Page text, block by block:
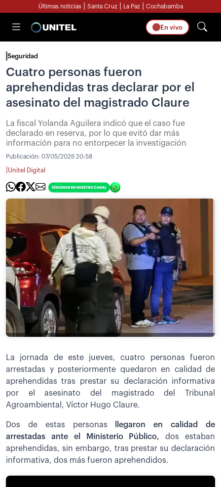
Últimas noticias Santa Cruz La Paz Cochabamba
En vivo
Seguridad
Cuatro personas fueron
aprehendidas tras declarar por el
asesinato del magistrado Claure
La fiscal Yolanda Aguilera indicó que el caso fue
declarado en reserva, por lo que evitó dar más
información para no entorpecer la investigación
Publicación: 07/05/2026 20:58
Unitel Digital
La jornada de este jueves, cuatro personas fueron
arrestadas y posteriormente quedaron en calidad de
aprehendidas tras prestar su declaración informativa
por el asesinato del magistrado del Tribunal
Agroambiental, Víctor Hugo Claure.
Dos de estas personas llegaron en calidad de
arrestadas ante el Ministerio Público,dos estaban
aprehendidas, sin embargo, tras prestar su declaración
informativa, dos más fueron aprehendidos.